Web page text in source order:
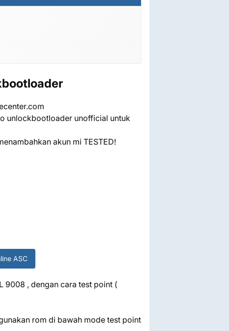
unlockbootloader unofficial untuk
akun mi TESTED!
ASC
9008 , dengan cara test point (
rom di bawah mode test point